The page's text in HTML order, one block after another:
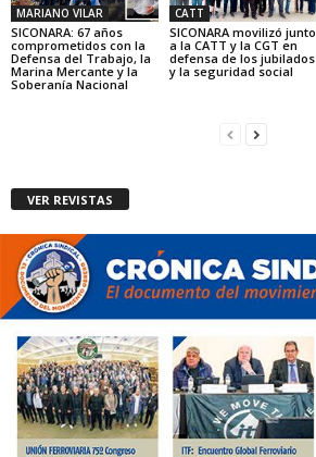
MARIANO VILAR
SICONARA: 67 años
comprometidos con la
Defensa del Trabajo, la
Marina Mercante y la
Soberanía Nacional
CATT
SICONARA movilizó junto
a la CATT y la CGT en
defensa de los jubilados
y la seguridad social
VER REVISTAS